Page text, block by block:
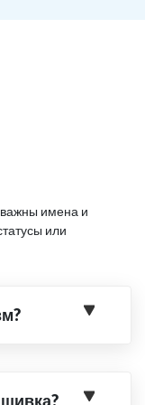
важны имена и
или